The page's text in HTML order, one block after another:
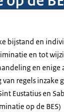
bijstand en
en tot
en enige
regels inzake
Eustatius en
op de BES)